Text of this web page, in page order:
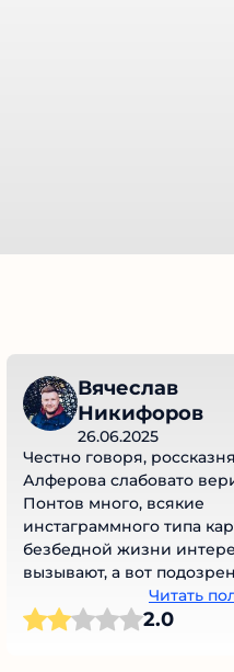
Вячеслав
Никифоров
26.06.2025
Честно говоря,
Алферова слабовато
Понтов много, всякие
инстаграммного типа
безбедной жизни
вызывают, а вот
наоборот еще больше
становится. Тем более что
Читать
2.0